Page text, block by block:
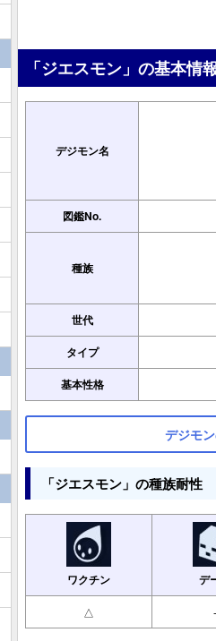
「ジエスモン」の基本情
デジモン名
図鑑No.
種族
世代
タイプ
基本性格
デジモ
「ジエスモン」の種族耐性
ワクチン デ
△ -